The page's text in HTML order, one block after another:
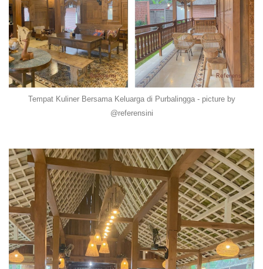
Tempat Kuliner Bersama Keluarga di Purbalingga - picture by
@referensini